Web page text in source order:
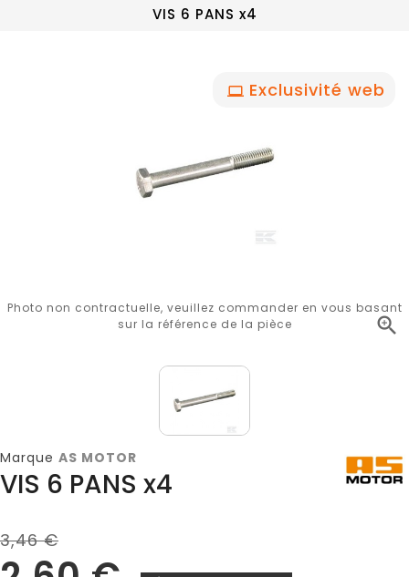
VIS 6 PANS x4
Exclusivité web

Photo non contractuelle, veuillez commander en vous basant
sur la référence de la pièce
Marque AS MOTOR
VIS 6 PANS x4
3,46 €